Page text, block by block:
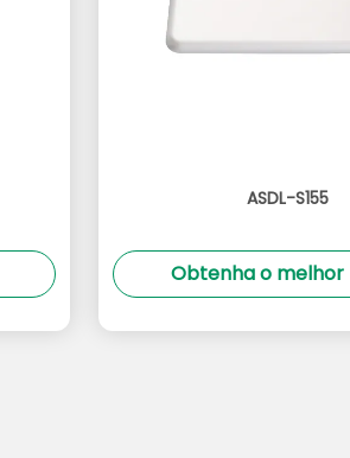
ASDL-S155
Obtenha o melhor